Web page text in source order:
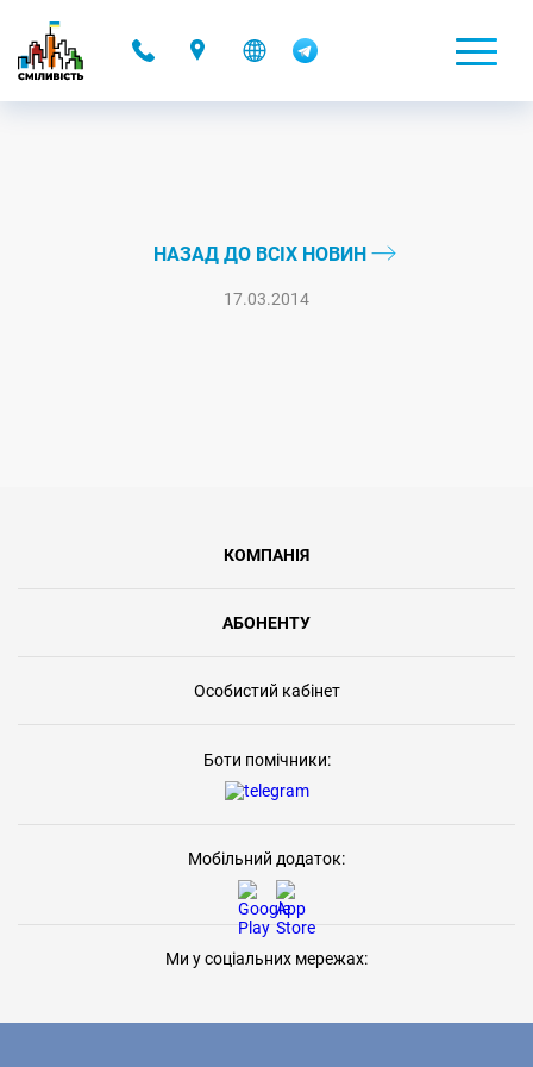
НАЗАД ДО ВСІХ НОВИН
17.03.2014
КОМПАНІЯ
АБОНЕНТУ
Особистий кабінет
Боти помічники:
Мобільний додаток:
Ми у соціальних мережах: